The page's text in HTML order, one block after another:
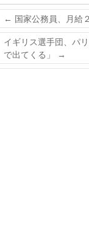
← 国家公務員、月
イギリス選手団、パ
で出てくる」
→